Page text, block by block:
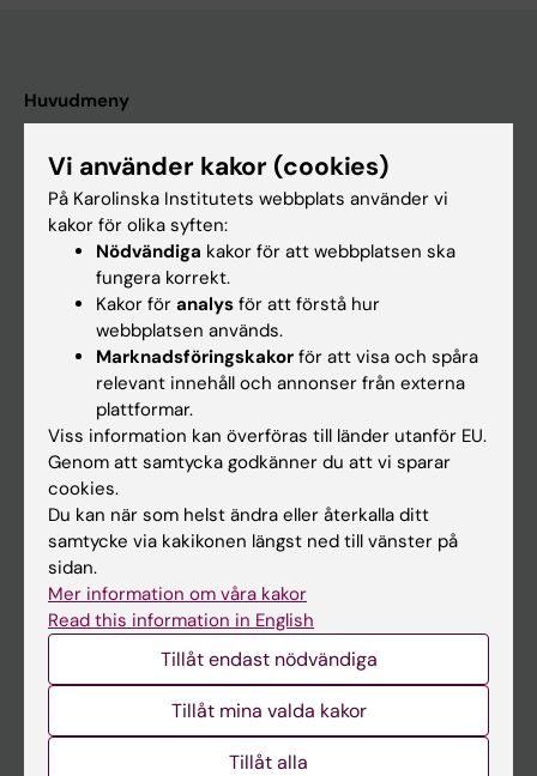
Huvudmeny
Forskarutbildning
Forskning
Kalender
Student
Ladok
Canvas
Schema
Studentmejlen
Kurs- och programwebbar
Vi använder kakor (cookies)
På Karolinska Institutets webbplats använder vi
kakor för olika syften:
Nödvändiga kakor för att webbplatsen ska
fungera korrekt.
Kakor för analys för att förstå hur
webbplatsen används.
Marknadsföringskakor för att visa och spåra
relevant innehåll och annonser från externa
plattformar.
Viss information kan överföras till länder utanför EU.
Genom att samtycka godkänner du att vi sparar
cookies.
Du kan när som helst ändra eller återkalla ditt
samtycke via kakikonen längst ned till vänster på
sidan.
Mer information om våra kakor
Read this information in English
Tillåt endast nödvändiga
Tillåt mina valda kakor
Tillåt alla